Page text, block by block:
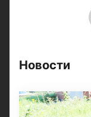
Новости